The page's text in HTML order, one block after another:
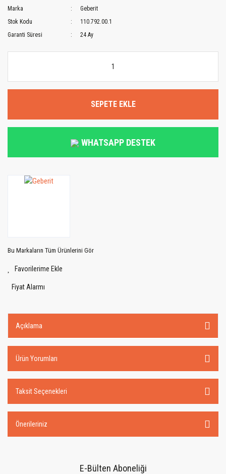
Marka
Geberit
Stok Kodu
110.792.00.1
Garanti Süresi
24 Ay
SEPETE EKLE
WHATSAPP DESTEK
Bu Markaların Tüm Ürünlerini Gör
Fiyat Alarmı
Açıklama
Ürün Yorumları
Taksit Seçenekleri
Önerileriniz
E-Bülten Aboneliği